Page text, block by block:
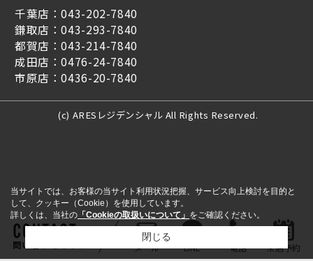
千葉店：043-202-7840
鎌取店：043-293-7840
都賀店：043-214-7840
成田店：0476-24-7840
市原店：0436-20-7840
(c) ARESレジデンシャル All Rights Reserved.
問い合わせをする メール LINE 電話 来店予約
当サイトでは、お客様の当サイト利用状況把握、サービス向上検討を目的と
して、クッキー（Cookie）を使用しています。
詳しくは、当社の 「Cookieの取扱いについて」 をご確認ください。
閉じる